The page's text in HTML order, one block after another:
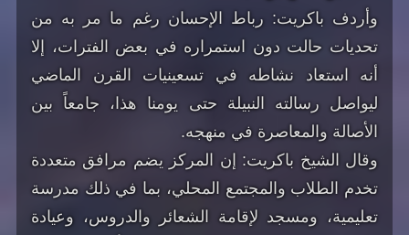
وأردف باكريت: رباط الإحسان رغم ما مر به من
تحديات حالت دون استمراره في بعض الفترات، إلا
أنه استعاد نشاطه في تسعينيات القرن الماضي
ليواصل رسالته النبيلة حتى يومنا هذا، جامعاً بين
الأصالة والمعاصرة في منهجه.
وقال الشيخ باكريت: إن المركز يضم مرافق متعددة
تخدم الطلاب والمجتمع المحلي، بما في ذلك مدرسة
تعليمية، ومسجد لإقامة الشعائر والدروس، وعيادة